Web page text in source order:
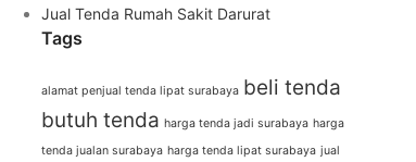
Jual Tenda Rumah Sakit Darurat
Tags
alamat penjual tenda lipat surabaya beli tenda
butuh tenda harga tenda jadi surabaya harga
tenda jualan surabaya harga tenda lipat surabaya jual